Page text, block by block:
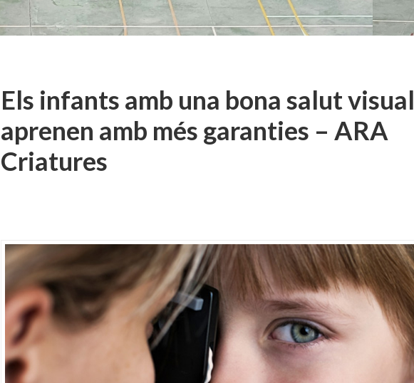
Els infants amb una bona salut visual
aprenen amb més garanties – ARA
Criatures